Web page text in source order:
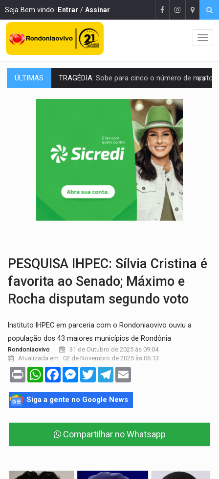
Seja Bem vindo. Entrar / Assinar
ÚLTIMAS TRANSPORTE DE ARROZ:MPF assegura cumprimento da legislação sobre transporte
DEEPFAKE:Sancionada lei contra violência sexual infantil na
Brasil e Rússia discutem energia nuclear, defesa e
Colisão entre caminhão e carro deixa quatro mortos e um em
ENCONTRO:Amazônia Negra ganha projeção nacional com participação de
Porto Velho tem chances de chuvas isoladas nesta
SINDICATOS UNIDOS: Assembleia Geral delibera greve da educação
PROCESSO SELETIVO: Rondoniaovivo abre oficina de Comunicação com
PESQUISA IHPEC: Sílvia Cristina é
favorita ao Senado; Máximo e
Rocha disputam segundo voto
Instituto IHPEC em parceria com o Rondoniaovivo ouviu a
população dos 43 maiores municípios de Rondônia
Rondoniaovivo
31 de Outubro de 2025 às 09:04
Atualizada em : 02 de Novembro de 2025 às 06:13
Print WhatsAppFacebookMessenger
TwitterTelegram
Siga a gente no Google News
Compartilhar no Whatsapp